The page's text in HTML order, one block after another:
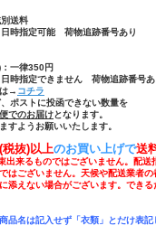
送料
時指定可能 荷物追跡番号あり
一律350円
時指定できません 荷物追跡番号あ
→ コチラ
ポストに投函できない数量を
でのお届けとなります。
すようお願いいたします。
税抜)以上のお買い上げで送
出来るものではございません。配送
はございません。天候や配送業者
添えない場合がございます。でき
品名は記入せず「衣類」とだけ表記